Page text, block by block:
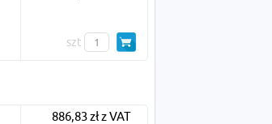
szt
886,83 zł z VAT